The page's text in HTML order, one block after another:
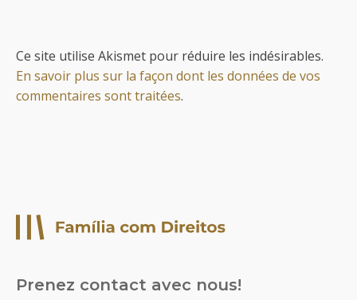
Ce site utilise Akismet pour réduire les indésirables.
En savoir plus sur la façon dont les données de vos
commentaires sont traitées.
Prenez contact avec nous!